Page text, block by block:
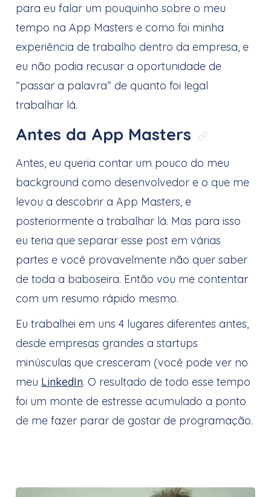
para eu falar um pouquinho sobre o meu
tempo na App Masters e como foi minha
experiência de trabalho dentro da empresa, e
eu não podia recusar a oportunidade de
“passar a palavra” de quanto foi legal
trabalhar lá.
Antes da App Masters Link
Antes, eu queria contar um pouco do meu
background como desenvolvedor e o que me
levou a descobrir a App Masters, e
posteriormente a trabalhar lá. Mas para isso
eu teria que separar esse post em várias
partes e você provavelmente não quer saber
de toda a baboseira. Então vou me contentar
com um resumo rápido mesmo.
Eu trabalhei em uns 4 lugares diferentes antes,
desde empresas grandes a startups
minúsculas que cresceram (você pode ver no
meu LinkedIn. O resultado de todo esse tempo
foi um monte de estresse acumulado a ponto
de me fazer parar de gostar de programação.